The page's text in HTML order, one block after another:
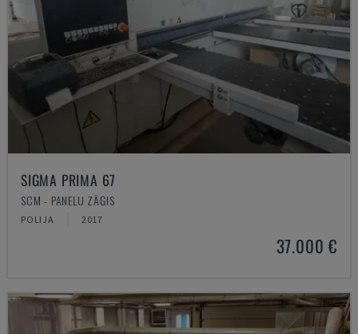
SIGMA PRIMA 67
SCM - PANEĻU ZĀĢIS
POLIJA 2017
37.000 €